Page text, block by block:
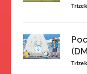
Trizek
Trizek